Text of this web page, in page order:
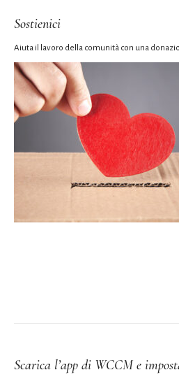
Sostienici
Aiuta il lavoro della comunità con una
Scarica l’app di WCCM e